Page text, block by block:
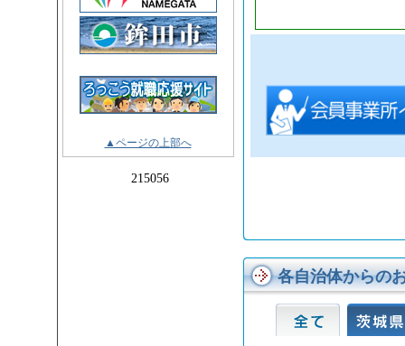
▲ページの上部へ
215056
各自治体からの